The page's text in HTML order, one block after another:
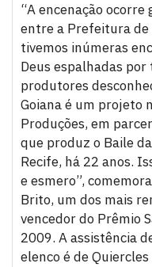
“A encenação
entre a Prefeitura de
tivemos inúmeras
Deus espalhadas
produtores
Goiana é um projeto
Produções, em
que produz o Baile
Recife, há 22 anos.
e esmero”,
Brito, um dos mais
vencedor do Prêmio
2009. A assistência
elenco é de Quiercles